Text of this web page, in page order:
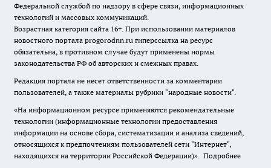
Федеральной службой по надзору в сфере связи, информационных
технологий и массовых коммуникаций.
Возрастная категория сайта 16+. При использовании материалов
новостного портала progorodnn.ru гиперссылка на ресурс
обязательна, в противном случае будут применены нормы
законодательства РФ об авторских и смежных правах.
Редакция портала не несет ответственности за комментарии
пользователей, а также материалы рубрики "народные новости".
«На информационном ресурсе применяются рекомендательные
технологии (информационные технологии предоставления
информации на основе сбора, систематизации и анализа сведений,
относящихся к предпочтениям пользователей сети "Интернет",
находящихся на территории Российской Федерации)». Подробнее